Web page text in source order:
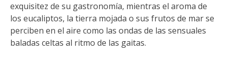
exquisitez de su gastronomía, mientras el aroma de
los eucaliptos, la tierra mojada o sus frutos de mar se
perciben en el aire como las ondas de las sensuales
baladas celtas al ritmo de las gaitas.